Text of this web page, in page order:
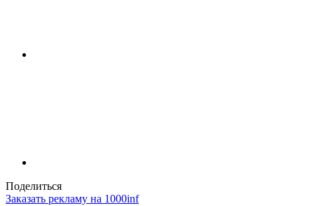
Поделиться
Заказать рекламу на 1000inf